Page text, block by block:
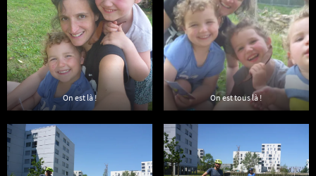
On est là ! On est tous là !